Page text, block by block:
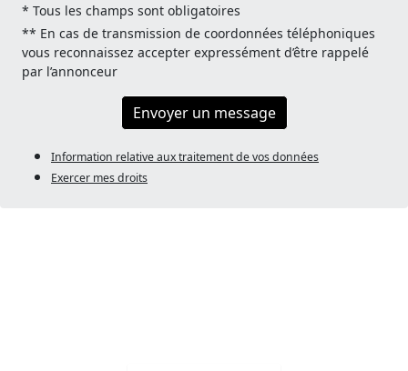
* Tous les champs sont obligatoires
** En cas de transmission de coordonnées téléphoniques
vous reconnaissez accepter expressément d’être rappelé
par l’annonceur
Envoyer un message
Information relative aux traitement de vos données
Exercer mes droits